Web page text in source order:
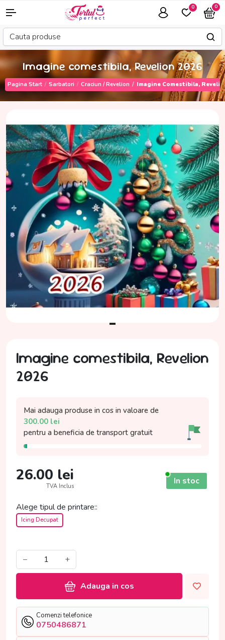
0 0
Imagine comestibila, Revelion 2026
Pagina Start Sarbatori Craciun / Revelion Imagine Comestibila,
Imagine comestibila, Revelion
2026
Mai adauga produse in cos in valoare de
300.00 lei
pentru a beneficia de transport gratuit
26.00 lei
TVA Inclus In stoc
Alege tipul de printare::
Icing Decupat
− +
Adauga in cos
Comenzi telefonice
0750486871